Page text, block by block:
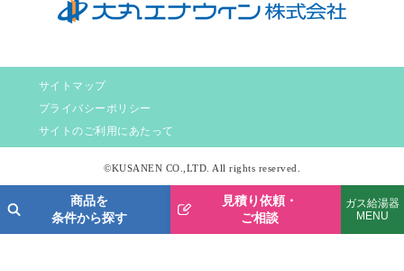
サイトマップ
プライバシーポリシー
サイトのご利用にあたって
©KUSANEN CO.,LTD. All rights reserved.
商品を
条件から探す
見積り依頼・
ご相談
ガス給湯器
MENU